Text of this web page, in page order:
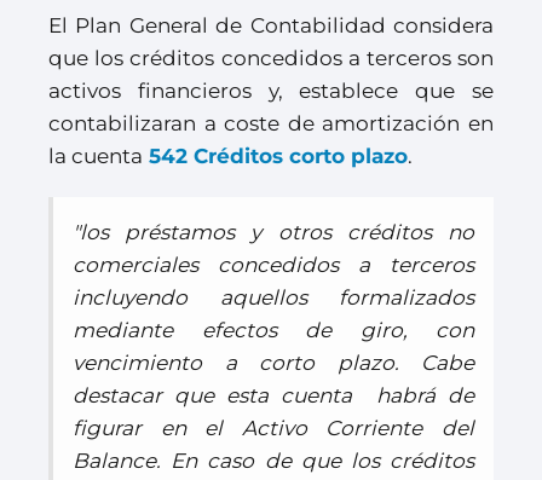
El Plan General de Contabilidad considera
que los créditos concedidos a terceros son
activos financieros y, establece que se
contabilizaran a coste de amortización en
la cuenta 542 Créditos corto plazo.
"los préstamos y otros créditos no
comerciales concedidos a terceros
incluyendo aquellos formalizados
mediante efectos de giro, con
vencimiento a corto plazo. Cabe
destacar que esta cuenta habrá de
figurar en el Activo Corriente del
Balance. En caso de que los créditos